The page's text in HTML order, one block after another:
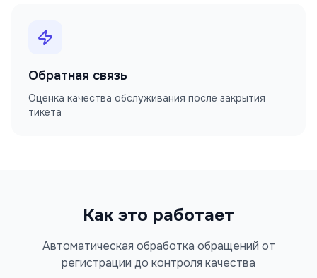
Обратная связь
Оценка качества обслуживания после закрытия
тикета
Как это работает
Автоматическая обработка обращений от
регистрации до контроля качества